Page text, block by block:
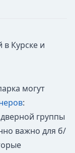
в Курске и
могут
:
группы
важно для б/